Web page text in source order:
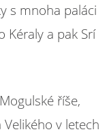
s mnoha paláci
Kéraly a pak Srí
říše,
v letech